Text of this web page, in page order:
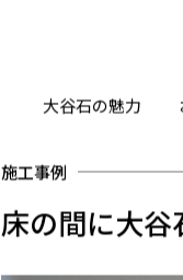
大谷石の魅力
施工事例
床の間に大谷